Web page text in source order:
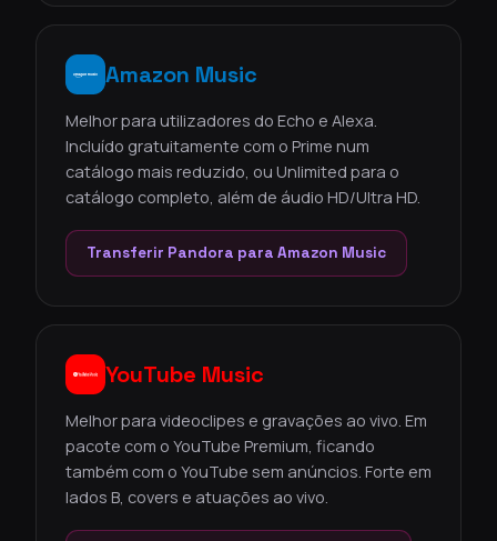
Amazon Music
Melhor para utilizadores do Echo e Alexa.
Incluído gratuitamente com o Prime num
catálogo mais reduzido, ou Unlimited para o
catálogo completo, além de áudio HD/Ultra HD.
Transferir Pandora para Amazon Music
YouTube Music
Melhor para videoclipes e gravações ao vivo. Em
pacote com o YouTube Premium, ficando
também com o YouTube sem anúncios. Forte em
lados B, covers e atuações ao vivo.